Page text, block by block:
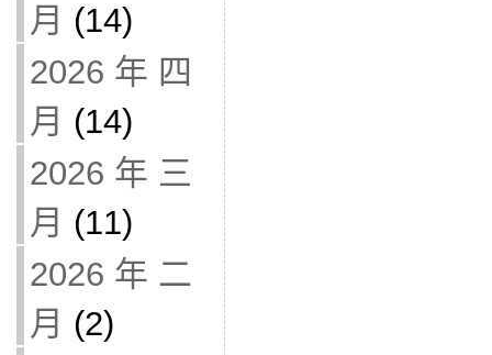
月 (14)
2026 年 四
月 (14)
2026 年 三
月 (11)
2026 年 二
月 (2)